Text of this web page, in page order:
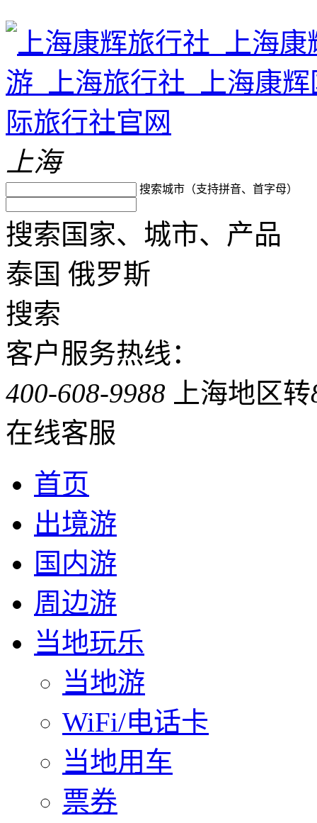
上海
搜索城市（支持拼音、首字母）
搜索国家、城市、产品
泰国 俄罗斯
搜索
客户服务热线：
400-608-9988 上海地区转
在线客服
首页
出境游
国内游
周边游
当地玩乐
当地游
WiFi/电话卡
当地用车
票券